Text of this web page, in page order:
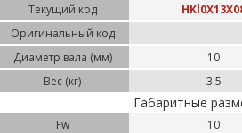
Текущий код
Оригинальный код
Диаметр вала (мм)
10
Вес (кг)
3.5
Габаритные
Fw
10